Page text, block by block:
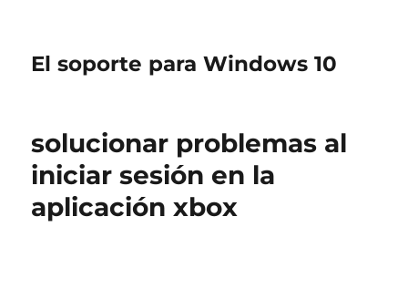
El soporte para Windows 10
solucionar problemas al
iniciar sesión en la
aplicación xbox